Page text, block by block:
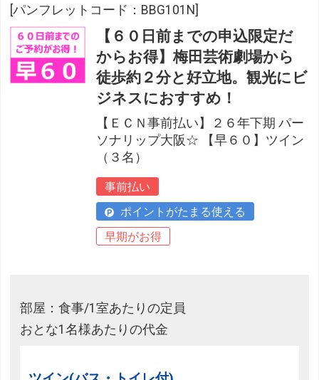
[パンフレットコード：BBG101N]
【６０日前までの申込限定だ
からお得】梅田芸術劇場から
徒歩約２分と好立地。観光にビ
ジネスにおすすめ！
【ＥＣＮ事前払い】２６年下期 パー
ソナリップ大阪☆ 【早６０】ツイン
（３名）
事前払い
ポイントがたまる使える
早期がお得
部屋：食事/1室あたりの定員
おとな1名様あたりの代金